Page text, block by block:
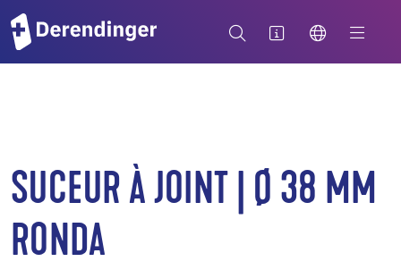
SUCEUR À JOINT | Ø 38 MM
RONDA